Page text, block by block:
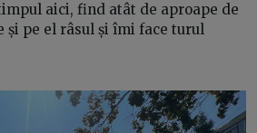
aici, find atât de aproape de
și pe el râsul și îmi face turul